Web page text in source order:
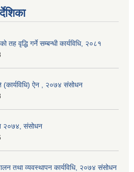
तह वृद्धि गर्ने सम्बन्धी कार्यविधि, २०८१
(कार्यविधि) ऐन , २०७४ संसोधन
२०७४, संसोधन
तथा व्यवस्थापन कार्यविधि, २०७४ संसोधन